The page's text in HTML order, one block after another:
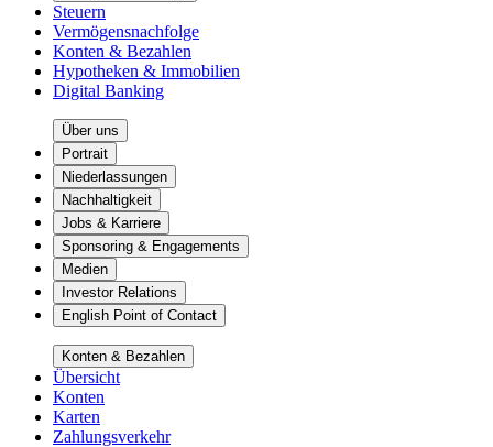
Steuern
Vermögensnachfolge
Konten & Bezahlen
Hypotheken & Immobilien
Digital Banking
Über uns
Portrait
Niederlassungen
Nachhaltigkeit
Jobs & Karriere
Sponsoring & Engagements
Medien
Investor Relations
English Point of Contact
Konten & Bezahlen
Übersicht
Konten
Karten
Zahlungsverkehr